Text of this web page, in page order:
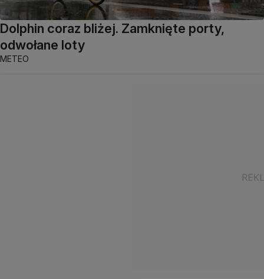
Dolphin coraz bliżej. Zamknięte porty,
odwołane loty
METEO